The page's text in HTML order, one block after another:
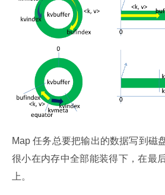
Map 任务总要把输出的数据写到磁
很小在内存中全部能装得下，在最
上。